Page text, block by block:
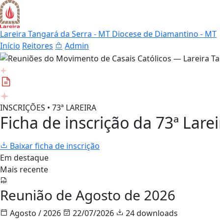
Lareira Tangará da Serra - MT Diocese de Diamantino - MT
Início Reitores Admin
INSCRIÇÕES • 73ª LAREIRA
Ficha de inscrição da 73ª
Baixar ficha de inscrição
Em destaque
Mais recente
Reunião de Agosto de 2026
Agosto / 2026 22/07/2026
24 downloads